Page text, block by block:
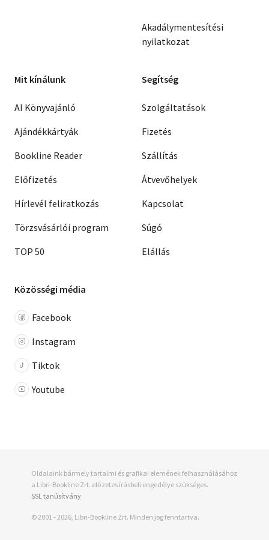
Akadálymentesítési
nyilatkozat
Mit kínálunk
AI Könyvajánló
Ajándékkártyák
Bookline Reader
Előfizetés
Hírlevél feliratkozás
Törzsvásárlói program
TOP 50
Segítség
Szolgáltatások
Fizetés
Szállítás
Átvevőhelyek
Kapcsolat
Súgó
Elállás
Közösségi média
Facebook
Instagram
Tiktok
Youtube
Oldalaink bármely tartalmi és grafikai elemének felhasználásához
a Libri-Bookline Zrt. előzetes írásbeli engedélye szükséges.
SSL tanúsítvány
© 2001 - 2026, Libri-Bookline Zrt. Minden jog fenntartva.